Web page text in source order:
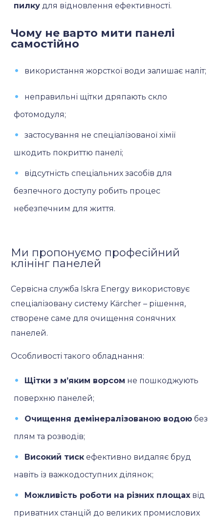
пилку для відновлення ефективності.
Чому не варто мити панелі
самостійно
використання жорсткої води залишає наліт;
неправильні щітки дряпають скло
фотомодуля;
застосування не спеціалізованої хімії
шкодить покриттю панелі;
відсутність спеціальних засобів для
безпечного доступу робить процес
небезпечним для життя.
Ми пропонуємо професійний
клінінг панелей
Сервісна служба Iskra Energy використовує
спеціалізовану систему Kärcher – рішення,
створене саме для очищення сонячних
панелей.
Особливості такого обладнання:
Щітки з м’яким ворсом не пошкоджують
поверхню панелей;
Очищення демінералізованою водою без
плям та розводів;
Високий тиск ефективно видаляє бруд
навіть із важкодоступних ділянок;
Можливість роботи на різних площах від
приватних станцій до великих промислових